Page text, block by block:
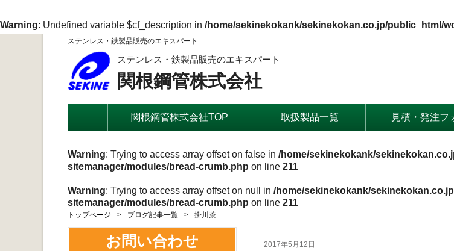
Warning: Undefined variable $cf_description in /home/sekinekokank/sekinekokan.co.jp/public_html/
ステンレス・鉄製品販売のエキスパート
ステンレス・鉄製品販売のエキスパート
関根鋼管株式会社
関根鋼管株式会社TOP 取扱製品一覧 見積・発注フ
Warning: Trying to access array offset on false in /home/sekinekokank/
sitemanager/modules/bread-crumb.php on line 211
Warning: Trying to access array offset on null in /home/sekinekokank/
sitemanager/modules/bread-crumb.php on line 211
トップページ ブログ記事一覧 掛川茶
2017年5月12日
お問い合わせ